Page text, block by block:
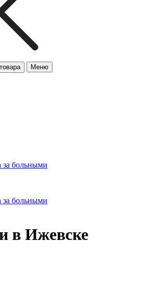
Меню
за больными
за больными
в Ижевске